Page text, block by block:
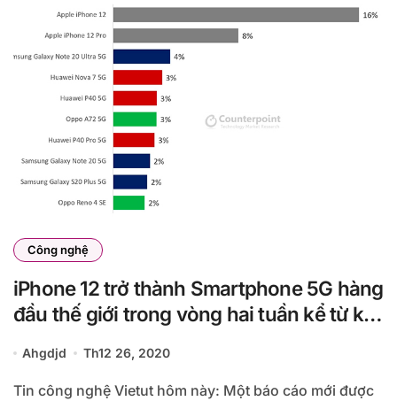
Công nghệ
iPhone 12 trở thành Smartphone 5G hàng
đầu thế giới trong vòng hai tuần kể từ khi
Ahgdjd Th12 26, 2020
Tin công nghệ Vietut hôm này: Một báo cáo mới được